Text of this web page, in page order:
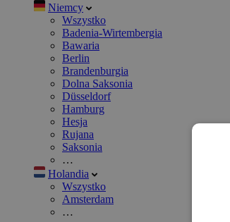
Niemcy
Wszystko
Badenia-Wirtembergia
Bawaria
Berlin
Brandenburgia
Dolna Saksonia
Düsseldorf
Hamburg
Hesja
Rujana
Saksonia
…
Holandia
Wszystko
Amsterdam
…